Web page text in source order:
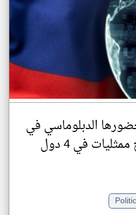
الدبلوماسي في
إفريقيا بافتتاح ممثليات في 4 دول